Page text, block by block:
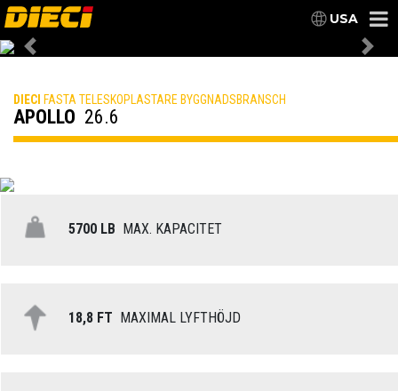
USA
Previous
DIECI FASTA TELESKOPLASTARE BYGGNADSBRANSCH
APOLLO 26.6
5700 LB MAX. KAPACITET
18,8 FT MAXIMAL LYFTHÖJD